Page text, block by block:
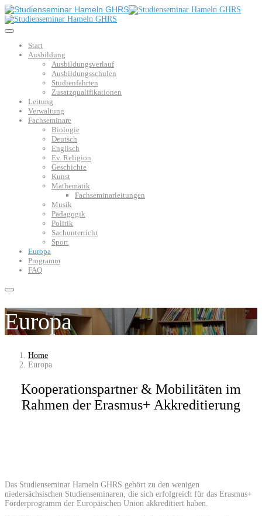
Start
Ausbildung
Ausbildungsverlauf
Ausbildungsschulen
Studienfahrten
Zusatzqualifikationen
Leitung
Verwaltung
Fachseminare
Biologie
Deutsch
Englisch
Ev. Religion
Geschichte
Kunst
Mathematik
Fachseminarleitungen
Musik
Pädagogik
Politik
Sachunterricht
Sport
Europa
Programm
FAQ
Europa
Home
Europa
Kooperationspartner & Mobilitäten im
Rahmen der Erasmus+ Akkreditierung
Das Studienseminar Hameln GHRS gehört zu den wenigen
niedersächsischen Studienseminaren, die sich erfolgreich für das Erasmus+
Förderprogramm der Europäischen Union akkreditiert haben.